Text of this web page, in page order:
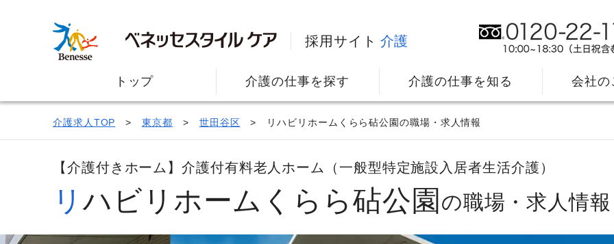
採用サイト 介護
トップ 介護の仕事を探す 介護の仕事を知る 会社の
介護求人TOP 東京都 世田谷区 リハビリホームくらら砧公園の職場・求人情報
【介護付きホーム】介護付有料老人ホーム（一般型特定施設入居者生活介護）
リハビリホームくらら砧公園 の職場・求人情報